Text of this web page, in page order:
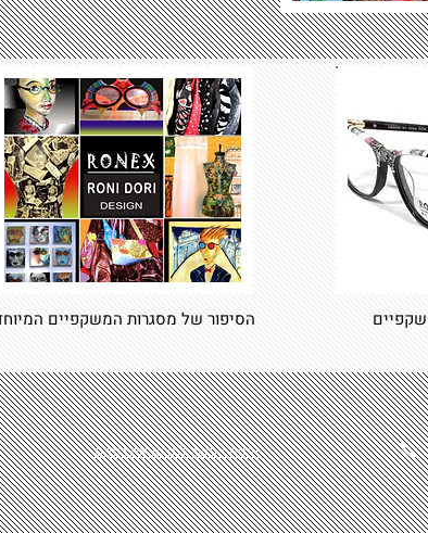
הסיפור של מסגרות המשקפיים
איפה אפשר למצוא את רונקס